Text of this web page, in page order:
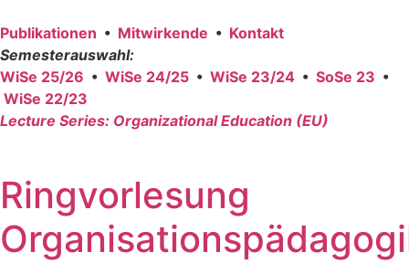
Publi­ka­tio­nen • Mit­wir­ken­de • Kon­takt
Semes­ter­aus­wahl:
WiSe 25/26 • WiSe 24/25 • WiSe 23/24 • SoSe 23 •
WiSe 22/23
Lec­tu­re Series: Orga­niza­tio­nal Edu­ca­ti­on (EU)
Ringvorlesung